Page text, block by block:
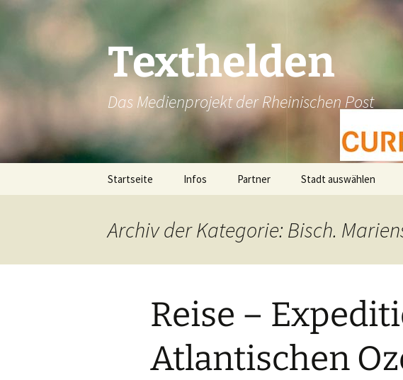
Texthelden
Das Medienprojekt der Rheinischen Post
Startseite Infos Partner Stadt auswählen
Brüggen
Dinslaken
Dormagen
Archiv der Kategorie: Bisch.
Reise –
Atlantischen